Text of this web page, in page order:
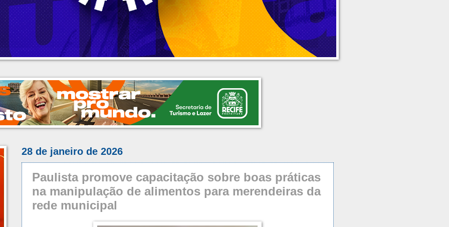
28 de janeiro de 2026
Paulista promove capacitação sobre boas práticas
na manipulação de alimentos para merendeiras da
rede municipal